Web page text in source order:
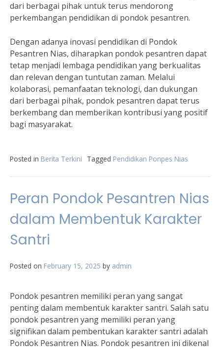
dari berbagai pihak untuk terus mendorong
perkembangan pendidikan di pondok pesantren.
Dengan adanya inovasi pendidikan di Pondok
Pesantren Nias, diharapkan pondok pesantren dapat
tetap menjadi lembaga pendidikan yang berkualitas
dan relevan dengan tuntutan zaman. Melalui
kolaborasi, pemanfaatan teknologi, dan dukungan
dari berbagai pihak, pondok pesantren dapat terus
berkembang dan memberikan kontribusi yang positif
bagi masyarakat.
Posted in Berita Terkini Tagged Pendidikan Ponpes Nias
Peran Pondok Pesantren Nias
dalam Membentuk Karakter
Santri
Posted on February 15, 2025 by admin
Pondok pesantren memiliki peran yang sangat
penting dalam membentuk karakter santri. Salah satu
pondok pesantren yang memiliki peran yang
signifikan dalam pembentukan karakter santri adalah
Pondok Pesantren Nias. Pondok pesantren ini dikenal